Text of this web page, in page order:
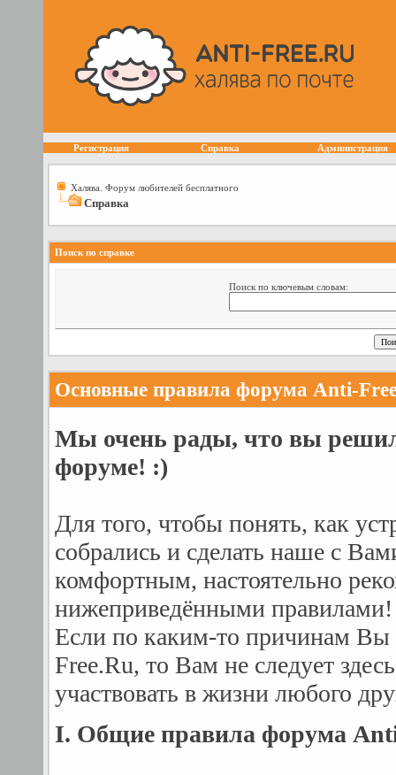
Регистрация Справка Администрация
Халява. Форум любителей бесплатного
Справка
Поиск по справке
Поиск по ключевым словам:
Основные правила форума Anti-
Мы очень рады, что вы
форуме! :)
Для того, чтобы понять, как
собрались и сделать наше с
комфортным, настоятельно
нижеприведёнными правилами!
Если по каким-то причинам Вы
Free.Ru, то Вам не следует
участвовать в жизни любого
I. Общие правила форума